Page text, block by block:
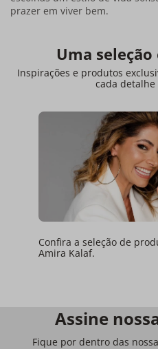
prazer em viver bem.
Uma
Inspirações e produtos
cada detalhe
Confira a seleção de
Amira Kalaf.
Assine
Fique por dentro das